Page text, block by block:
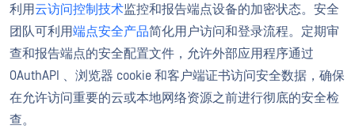
利用云访问控制技术监控和报告端点设备的加密状态。安全
团队可利用端点安全产品简化用户访问和登录流程。定期审
查和报告端点的安全配置文件，允许外部应用程序通过
OAuthAPI 、浏览器 cookie 和客户端证书访问安全数据，确保
在允许访问重要的云或本地网络资源之前进行彻底的安全检
查。